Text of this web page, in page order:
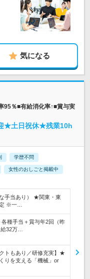
気になる
95％■有給消化率↑■賞与実
★土日祝休★残業10h
学歴不問
女性のおしごと掲載中
手当あり） ★関東・東
※一…
各種手当＋賞与年2回（昨
32万…
トもあり／研修充実】★
りを支える「機械」or